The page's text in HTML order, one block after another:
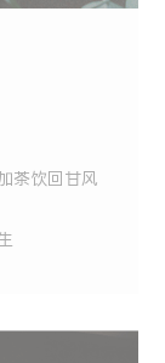
茶饮回甘风